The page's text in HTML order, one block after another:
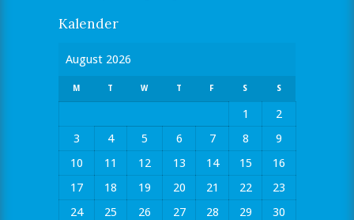
Kalender
August 2026
M T W T F S S
1
2
3
4 5 6 7 8
9
10
11 12 13 14 15
16
17
18 19 20 21 22
23
24
25 26 27 28 29
30